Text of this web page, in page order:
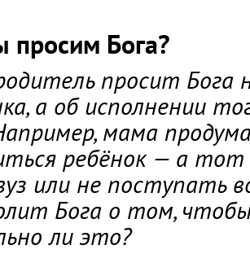
Бога?
просит
а об исполнении
мама
ребёнок — а
или не поступать
Бога о том,
ли это?